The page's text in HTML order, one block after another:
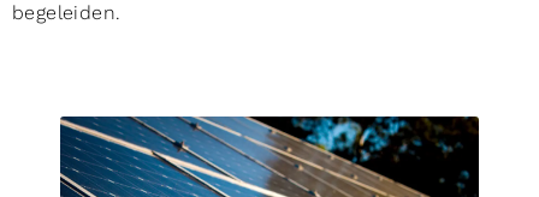
begeleiden.